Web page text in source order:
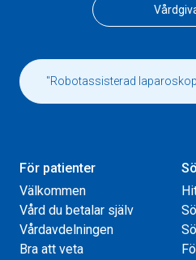
För patienter
Välkommen
Vård du betalar själv
Vårdavdelningen
Bra att veta